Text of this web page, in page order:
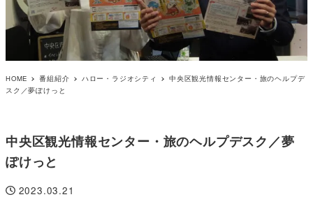
HOME 番組紹介 ハロー・ラジオシティ
中央区観光情報センター・旅のヘルプデ
スク／夢ぽけっと
中央区観光情報センター・旅のヘルプデスク／夢
ぽけっと
投稿日
2023.03.21